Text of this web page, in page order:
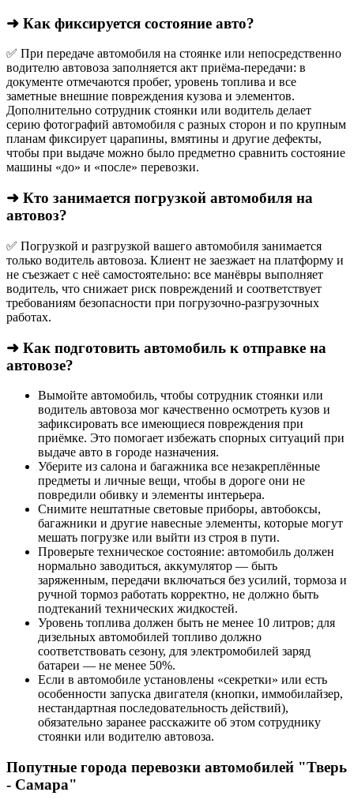
➜ Как фиксируется состояние авто?
✅ При передаче автомобиля на стоянке или непосредственно
водителю автовоза заполняется акт приёма-передачи: в
документе отмечаются пробег, уровень топлива и все
заметные внешние повреждения кузова и элементов.
Дополнительно сотрудник стоянки или водитель делает
серию фотографий автомобиля с разных сторон и по крупным
планам фиксирует царапины, вмятины и другие дефекты,
чтобы при выдаче можно было предметно сравнить состояние
машины «до» и «после» перевозки.
➜ Кто занимается погрузкой автомобиля на
автовоз?
✅ Погрузкой и разгрузкой вашего автомобиля занимается
только водитель автовоза. Клиент не заезжает на платформу и
не съезжает с неё самостоятельно: все манёвры выполняет
водитель, что снижает риск повреждений и соответствует
требованиям безопасности при погрузочно-разгрузочных
работах.
➜ Как подготовить автомобиль к отправке на
автовозе?
Вымойте автомобиль, чтобы сотрудник стоянки или
водитель автовоза мог качественно осмотреть кузов и
зафиксировать все имеющиеся повреждения при
приёмке. Это помогает избежать спорных ситуаций при
выдаче авто в городе назначения.
Уберите из салона и багажника все незакреплённые
предметы и личные вещи, чтобы в дороге они не
повредили обивку и элементы интерьера.
Снимите нештатные световые приборы, автобоксы,
багажники и другие навесные элементы, которые могут
мешать погрузке или выйти из строя в пути.
Проверьте техническое состояние: автомобиль должен
нормально заводиться, аккумулятор — быть
заряженным, передачи включаться без усилий, тормоза и
ручной тормоз работать корректно, не должно быть
подтеканий технических жидкостей.
Уровень топлива должен быть не менее 10 литров; для
дизельных автомобилей топливо должно
соответствовать сезону, для электромобилей заряд
батареи — не менее 50%.
Если в автомобиле установлены «секретки» или есть
особенности запуска двигателя (кнопки, иммобилайзер,
нестандартная последовательность действий),
обязательно заранее расскажите об этом сотруднику
стоянки или водителю автовоза.
Попутные города перевозки автомобилей "Тверь
- Самара"